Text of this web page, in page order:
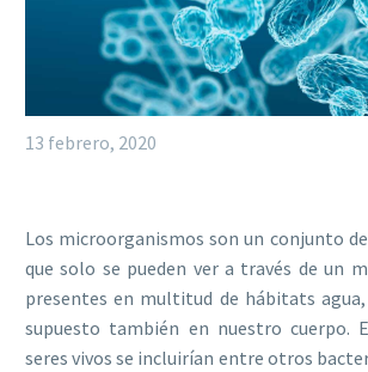
13 febrero, 2020
Los microorganismos son un conjunto
que solo se pueden ver a través de un
presentes en multitud de hábitats
supuesto también en nuestro cuerpo.
seres vivos se incluirían entre otros